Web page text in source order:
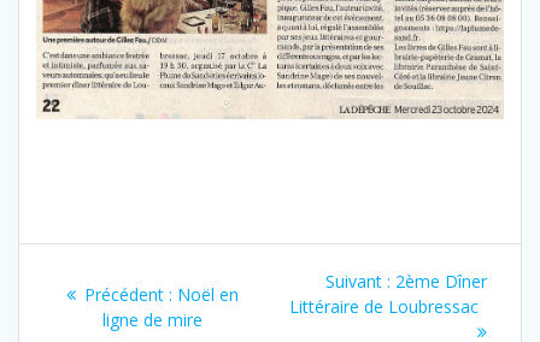
Précédent : Article
précédent
Noël en
ligne de mire
Suivant : Article
suivant
2ème Dîner
Littéraire de Loubressac